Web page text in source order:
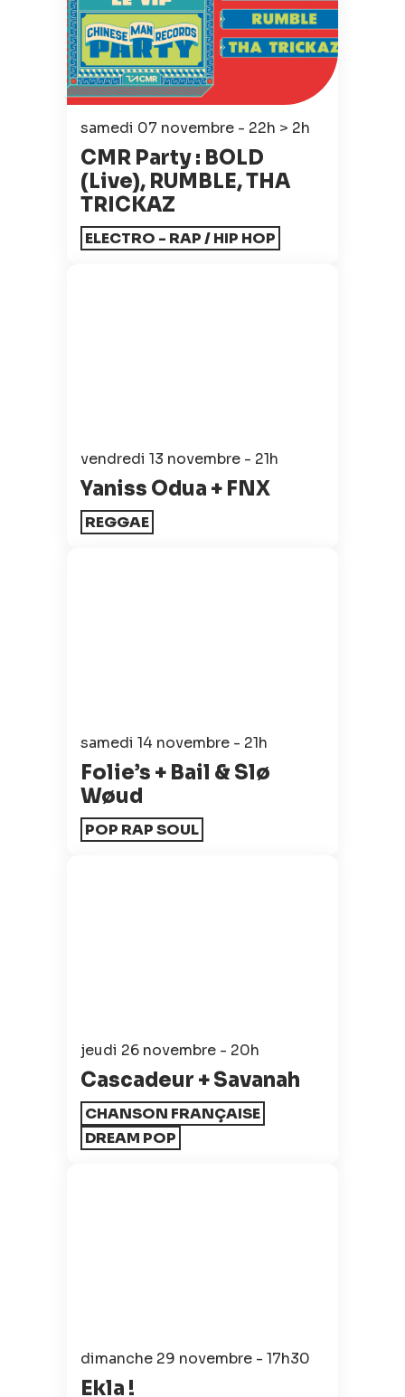
samedi 07 novembre - 22h > 2h
CMR Party : BOLD
(Live), RUMBLE, THA
TRICKAZ
ELECTRO - RAP / HIP HOP
vendredi 13 novembre - 21h
Yaniss Odua + FNX
REGGAE
samedi 14 novembre - 21h
Folie’s + Bail & Slø
Wøud
POP RAP SOUL
jeudi 26 novembre - 20h
Cascadeur + Savanah
CHANSON FRANÇAISE
DREAM POP
dimanche 29 novembre - 17h30
Ekla !